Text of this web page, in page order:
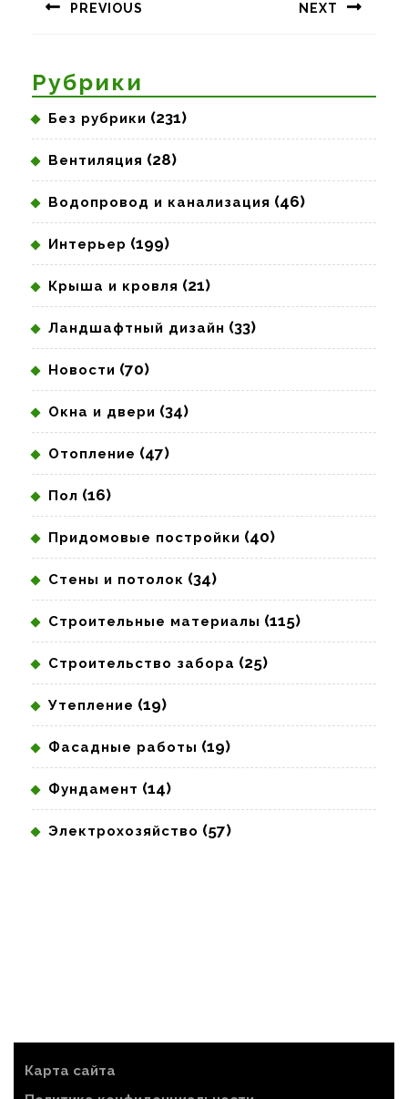
записям
PREVIOUS NEXT
Рубрики
Без рубрики (231)
Вентиляция (28)
Водопровод и канализация (46)
Интерьер (199)
Крыша и кровля (21)
Ландшафтный дизайн (33)
Новости (70)
Окна и двери (34)
Отопление (47)
Пол (16)
Придомовые постройки (40)
Стены и потолок (34)
Строительные материалы (115)
Строительство забора (25)
Утепление (19)
Фасадные работы (19)
Фундамент (14)
Электрохозяйство (57)
Карта сайта